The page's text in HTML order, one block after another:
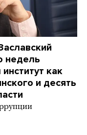
недель
как
и десять